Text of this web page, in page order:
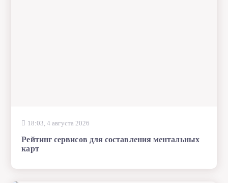
18:03, 4 августа 2026
Рейтинг сервисов для составления ментальных
карт